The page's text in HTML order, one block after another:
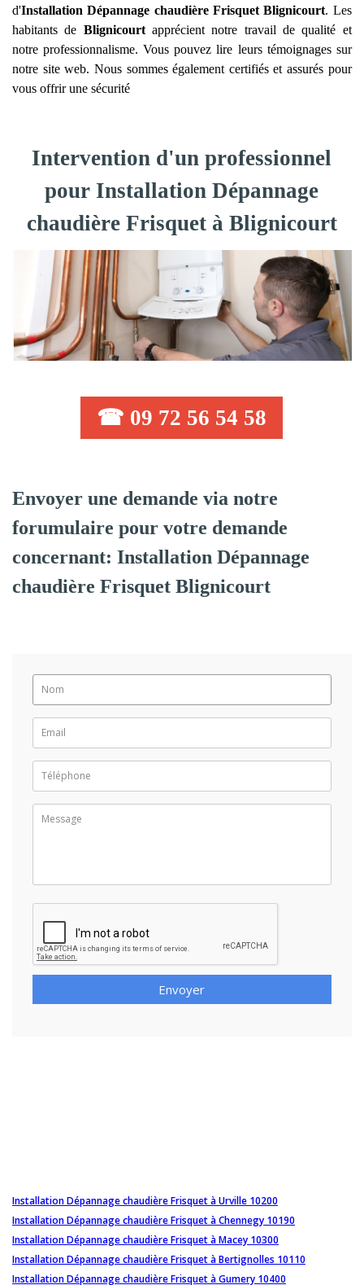
d'Installation Dépannage chaudière Frisquet Blignicourt. Les
habitants de Blignicourtapprécient notre travail de qualité et
notre professionnalisme. Vous pouvez lire leurs témoignages sur
notre site web. Nous sommes également certifiés et assurés pour
vous offrir une sécurité
Intervention d'un professionnel
pour Installation Dépannage
chaudière Frisquet à Blignicourt
☎ 09 72 56 54 58
Envoyer une demande via notre
forumulaire pour votre demande
concernant: Installation Dépannage
chaudière Frisquet Blignicourt
Envoyer
Installation Dépannage chaudière Frisquet à Urville 10200
Installation Dépannage chaudière Frisquet à Chennegy 10190
Installation Dépannage chaudière Frisquet à Macey 10300
Installation Dépannage chaudière Frisquet à Bertignolles 10110
Installation Dépannage chaudière Frisquet à Gumery 10400